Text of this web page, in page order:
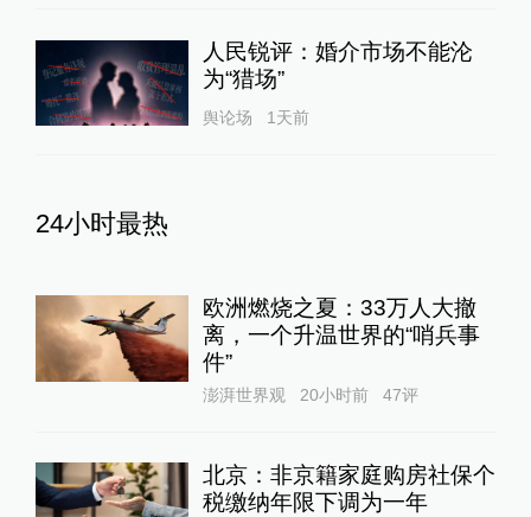
人民锐评：婚介市场不能沦
为“猎场”
舆论场 1天前
24小时最热
欧洲燃烧之夏：33万人大撤
离，一个升温世界的“哨兵事
件”
澎湃世界观 20小时前 47评
北京：非京籍家庭购房社保个
税缴纳年限下调为一年